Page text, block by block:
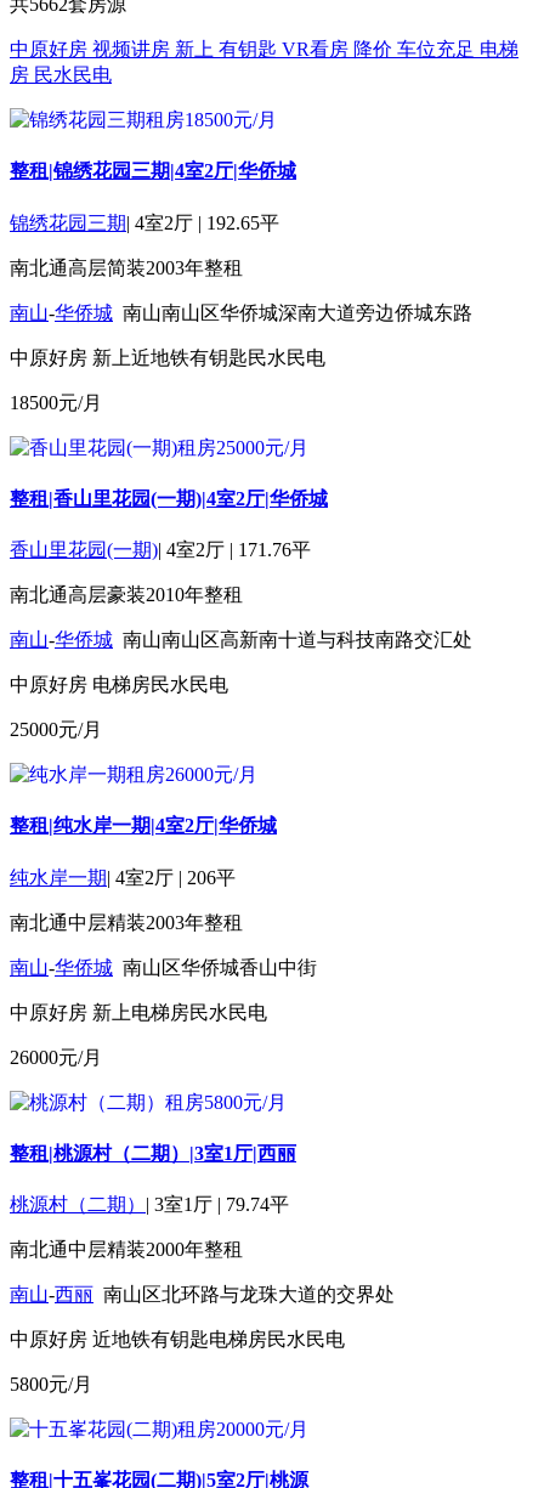
共5662套房源
中原好房 视频讲房 新上 有钥匙 VR看房 降价 车位充足 电梯
房 民水民电
整租|锦绣花园三期|4室2厅|华侨城
锦绣花园三期| 4室2厅 | 192.65平
南北通高层简装2003年整租
南山-华侨城 南山南山区华侨城深南大道旁边侨城东路
中原好房 新上近地铁有钥匙民水民电
18500元/月
整租|香山里花园(一期)|4室2厅|华侨城
香山里花园(一期)| 4室2厅 | 171.76平
南北通高层豪装2010年整租
南山-华侨城 南山南山区高新南十道与科技南路交汇处
中原好房 电梯房民水民电
25000元/月
整租|纯水岸一期|4室2厅|华侨城
纯水岸一期| 4室2厅 | 206平
南北通中层精装2003年整租
南山-华侨城 南山区华侨城香山中街
中原好房 新上电梯房民水民电
26000元/月
整租|桃源村（二期）|3室1厅|西丽
桃源村（二期） | 3室1厅 | 79.74平
南北通中层精装2000年整租
南山-西丽 南山区北环路与龙珠大道的交界处
中原好房 近地铁有钥匙电梯房民水民电
5800元/月
整租|十五峯花园(二期)|5室2厅|桃源